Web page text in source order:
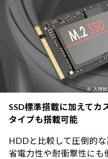
SSD標準搭載に加えてカ
タイプも搭載可能
HDDと比較して圧倒的な
省電力性や耐衝撃性にも